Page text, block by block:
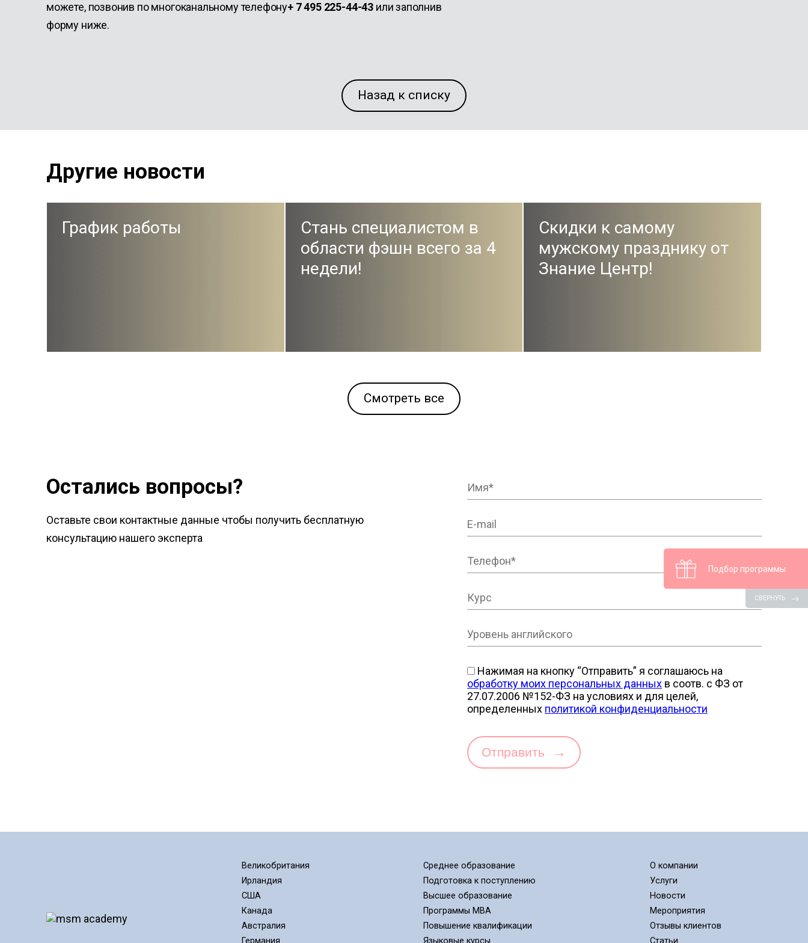
можете, позвонив по многоканальному телефону+ 7 495 225-44-43 или заполнив
форму ниже.
Назад к списку
Другие новости
График работы
Стань специалистом в
области фэшн всего за 4
недели!
Скидки к самому
мужскому празднику от
Знание Центр!
Смотреть все
Остались вопросы?
Оставьте свои контактные данные чтобы получить бесплатную
консультацию нашего эксперта
Нажимая на кнопку “Отправить” я соглашаюсь на
обработку моих персональных данных в соотв. с ФЗ от
27.07.2006 №152-ФЗ на условиях и для целей,
определенных политикой конфиденциальности
Отправить →
Великобритания
Ирландия
США
Канада
Австралия
Германия
Среднее образование
Подготовка к поступлению
Высшее образование
Программы MBA
Повышение квалификации
Языковые курсы
О компании
Услуги
Новости
Мероприятия
Отзывы клиентов
Статьи
Подбор программы
СВЕРНУТЬ